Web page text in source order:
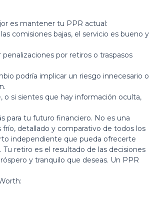
es mantener tu PPR actual:
comisiones bajas, el servicio es bueno y
por retiros o traspasos
podría implicar un riesgo innecesario o
o si sientes que hay información oculta,
para tu futuro financiero. No es una
frío, detallado y comparativo de todos los
independiente que pueda ofrecerte
retiro es el resultado de las decisiones
y tranquilo que deseas. Un PPR